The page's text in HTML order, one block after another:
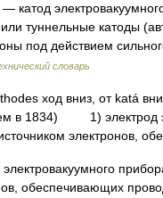
— катод
туннельные катоды
под действием
словарь
ход вниз, от katá
в 1834) 1) электрод
электронов,
обеспечивающих